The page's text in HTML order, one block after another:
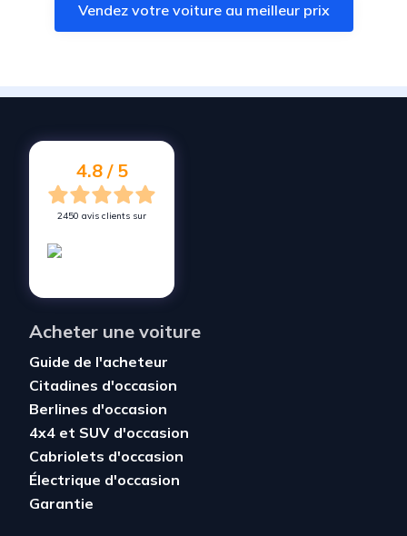
Vendez votre voiture àBailly
Vendez votre voiture à
Vendez votre voiture au meilleur prix
4.8 / 5
2450 avis clients sur
Acheter une voiture
Guide de l'acheteur
Citadines d'occasion
Berlines d'occasion
4x4 et SUV d'occasion
Cabriolets d'occasion
Électrique d'occasion
Garantie